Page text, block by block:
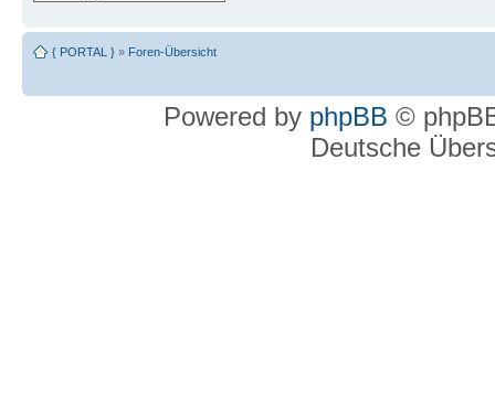
{ PORTAL } » Foren-Übersicht
Powered by phpBB ©
Deutsche